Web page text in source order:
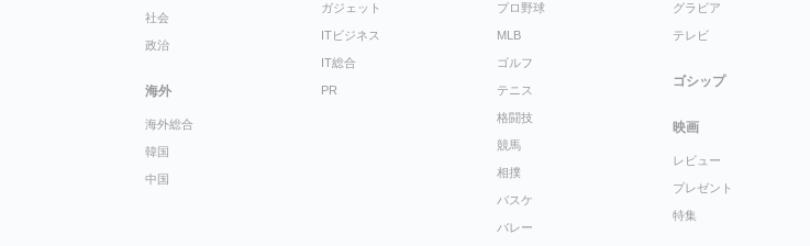
社会
政治
海外
海外総合
韓国
中国
ガジェット
ITビジネス
IT総合
PR
プロ野球
MLB
ゴルフ
テニス
格闘技
競馬
相撲
バスケ
バレー
グラビア
テレビ
ゴシップ
映画
レビュー
プレゼント
特集